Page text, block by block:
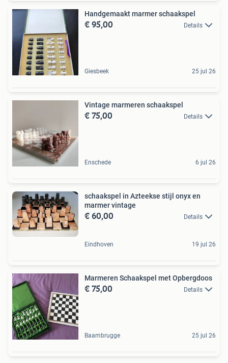
Handgemaakt marmer schaakspel
€ 95,00 Details
Giesbeek 25 jul 26
Vintage marmeren schaakspel
€ 75,00 Details
Enschede 6 jul 26
schaakspel in Azteekse stijl onyx en
marmer vintage
€ 60,00 Details
Eindhoven 19 jul 26
Marmeren Schaakspel met Opbergdoos
€ 75,00 Details
Baambrugge 25 jul 26